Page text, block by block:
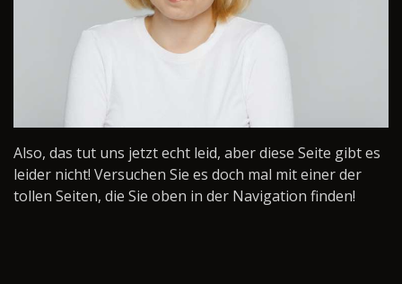
Also, das tut uns jetzt echt leid, aber diese Seite gibt es
leider nicht! Versuchen Sie es doch mal mit einer der
tollen Seiten, die Sie oben in der Navigation finden!